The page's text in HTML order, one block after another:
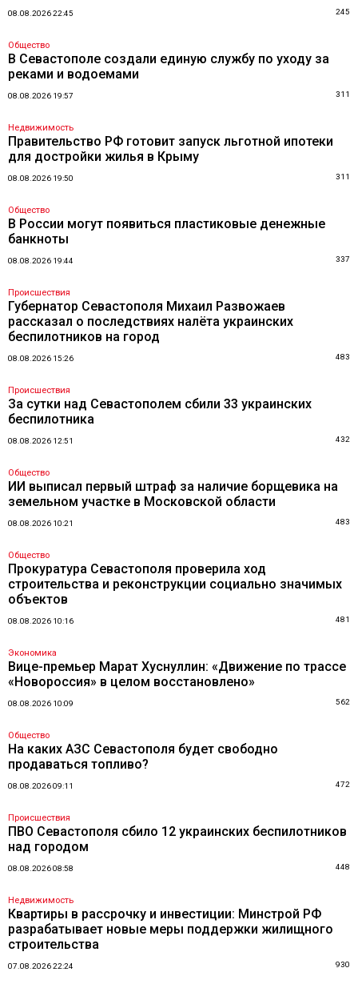
08.08.2026 22:45 245
Общество
В Севастополе создали единую службу по уходу за
реками и водоемами
08.08.2026 19:57 311
Недвижимость
Правительство РФ готовит запуск льготной ипотеки
для достройки жилья в Крыму
08.08.2026 19:50 311
Общество
В России могут появиться пластиковые денежные
банкноты
08.08.2026 19:44 337
Происшествия
Губернатор Севастополя Михаил Развожаев
рассказал о последствиях налёта украинских
беспилотников на город
08.08.2026 15:26 483
Происшествия
За сутки над Севастополем сбили 33 украинских
беспилотника
08.08.2026 12:51 432
Общество
ИИ выписал первый штраф за наличие борщевика на
земельном участке в Московской области
08.08.2026 10:21 483
Общество
Прокуратура Севастополя проверила ход
строительства и реконструкции социально значимых
объектов
08.08.2026 10:16 481
Экономика
Вице-премьер Марат Хуснуллин: «Движение по трассе
«Новороссия» в целом восстановлено»
08.08.2026 10:09 562
Общество
На каких АЗС Севастополя будет свободно
продаваться топливо?
08.08.2026 09:11 472
Происшествия
ПВО Севастополя сбило 12 украинских беспилотников
над городом
08.08.2026 08:58 448
Недвижимость
Квартиры в рассрочку и инвестиции: Минстрой РФ
разрабатывает новые меры поддержки жилищного
строительства
07.08.2026 22:24 930